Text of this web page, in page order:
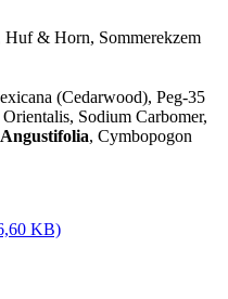
& Horn, Sommerekzem
(Cedarwood), Peg-35
Sodium Carbomer,
, Cymbopogon
KB)